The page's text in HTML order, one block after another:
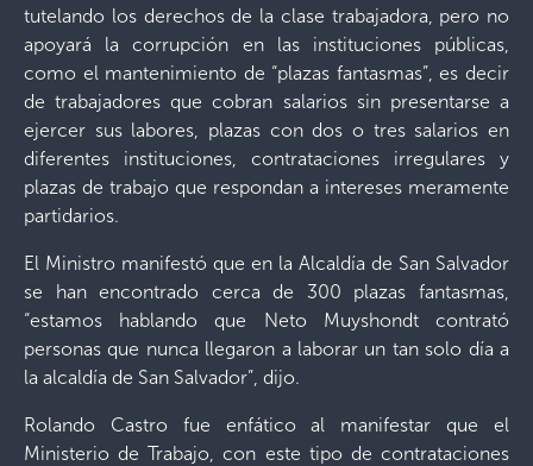
tutelando los derechos de la clase trabajadora, pero no
apoyará la corrupción en las instituciones públicas,
como el mantenimiento de “plazas fantasmas”, es decir
de trabajadores que cobran salarios sin presentarse a
ejercer sus labores, plazas con dos o tres salarios en
diferentes instituciones, contrataciones irregulares y
plazas de trabajo que respondan a intereses meramente
partidarios.
El Ministro manifestó que en la Alcaldía de San Salvador
se han encontrado cerca de 300 plazas fantasmas,
“estamos hablando que Neto Muyshondt contrató
personas que nunca llegaron a laborar un tan solo día a
la alcaldía de San Salvador”, dijo.
Rolando Castro fue enfático al manifestar que el
Ministerio de Trabajo, con este tipo de contrataciones